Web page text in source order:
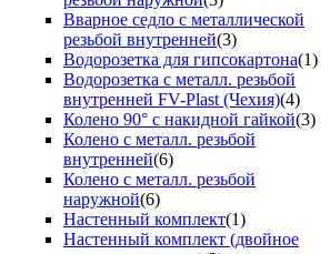
Вварное седло с металлической
резьбой внутренней(3)
Водорозетка для гипсокартона(1)
Водорозетка с металл. резьбой
внутренней FV-Plast (Чехия)(4)
Колено 90° с накидной гайкой(3)
Колено с металл. резьбой
внутренней(6)
Колено с металл. резьбой
наружной(6)
Настенный комплект(1)
Настенный комплект (двойное